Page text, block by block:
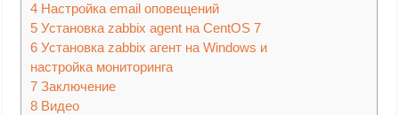
4 Настройка email оповещений
5 Установка zabbix agent на CentOS 7
6 Установка zabbix агент на Windows и
настройка мониторинга
7 Заключение
8 Видео